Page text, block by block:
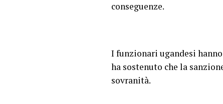
conseguenze.
I funzionari ugandesi
ha sostenuto che la
sovranità.